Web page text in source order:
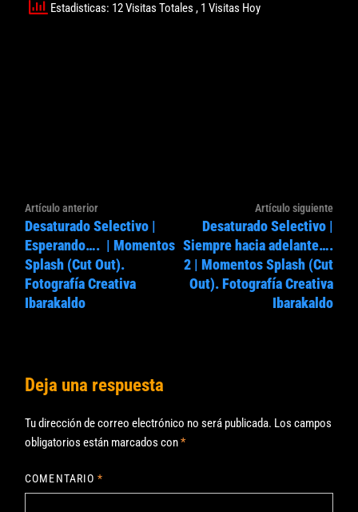
Estadisticas: 12 Visitas Totales, 1 Visitas Hoy
Navegación
de
entradas
Artículo anteriorArtículo
anterior:
Desaturado Selectivo |
Esperando…. | Momentos
Splash (Cut Out).
Fotografía Creativa
Ibarakaldo
Artículo siguiente
Desaturado Selectivo |
Siempre hacia adelante….
2 | Momentos Splash (Cut
Out). Fotografía Creativa
Ibarakaldo
Deja una respuesta
Tu dirección de correo electrónico no será publicada. Los campos
obligatorios están marcados con*
COMENTARIO*